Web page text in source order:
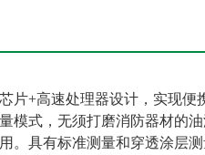
+高速处理器设计，实现便
模式，无须打磨消防器材的
。具有标准测量和穿透涂层